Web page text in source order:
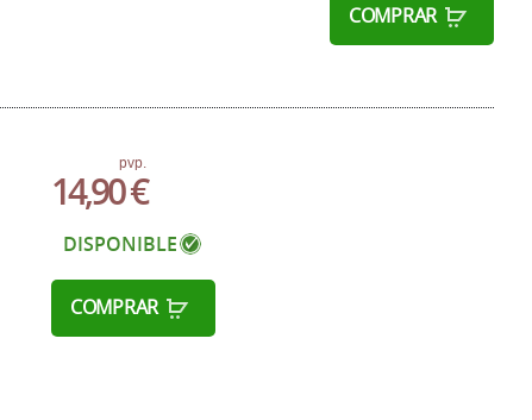
COMPRAR
pvp.
14,90 €
DISPONIBLE
COMPRAR